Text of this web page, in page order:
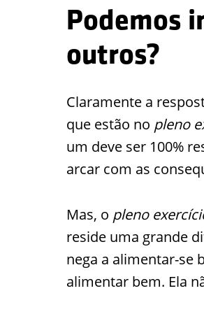
Podemos
outros?
Claramente a
que estão no pleno
um deve ser 100%
arcar com as
Mas, o pleno
reside uma grande
nega a alimentar-se
alimentar bem. Ela